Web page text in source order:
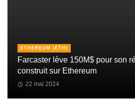
ETHEREUM (ETH)
Farcaster lève 150M$ pour son
construit sur Ethereum
22 mai 2024